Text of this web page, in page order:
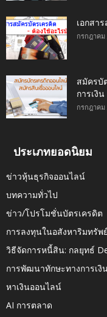
เอกสา
กรกฎาคม
สมัครบั
การเงิน
กรกฎาคม
ประเภทยอดนิยม
ข่าวหุ้นธุรกิจออนไลน์
บทความทั่วไป
ข่าว/โปรโมชั่นบัตรเครดิต
การลงทุนในอสังหาริมทรัพ
วิธีจัดการหนี้สิน: กลยุทธ์
การพัฒนาทักษะทางการเงิ
หาเงินออนไลน์
AI การตลาด